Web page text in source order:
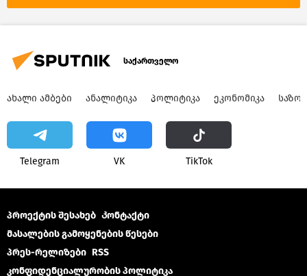
საქართველო
ᲐᲮᲐᲚᲘ ᲐᲛᲑᲔᲑᲘ ᲐᲜᲐᲚᲘᲢᲘᲙᲐ ᲞᲝᲚᲘᲢᲘᲙᲐ ᲔᲙᲝᲜᲝᲛᲘᲙᲐ
Telegram VK ТikТоk
პროექტის შესახებ Კონტაქტი
მასალების გამოყენების წესები
პრეს-რელიზები RSS
კონფიდენციალურობის პოლიტიკა